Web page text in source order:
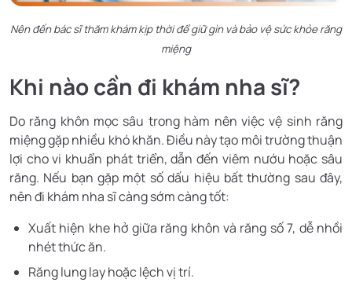
Nên đến bác sĩ thăm khám kịp thời để giữ gìn và bảo vệ sức khỏe răng
miệng
Khi nào cần đi khám nha sĩ?
Do răng khôn mọc sâu trong hàm nên việc vệ sinh răng
miệng gặp nhiều khó khăn. Điều này tạo môi trường thuận
lợi cho vi khuẩn phát triển, dẫn đến viêm nướu hoặc sâu
răng. Nếu bạn gặp một số dấu hiệu bất thường sau đây,
nên đi khám nha sĩ càng sớm càng tốt:
Xuất hiện khe hở giữa răng khôn và răng số 7, dễ nhồi
nhét thức ăn.
Răng lung lay hoặc lệch vị trí.